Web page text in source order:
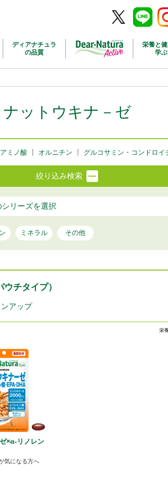
Twitter Line
ディアナチュラ
の品質
栄養と
学ぶ
ナットウキナ－ゼ
アミノ酸 オルニチン グルコサミン・コンドロイ
絞り込み検索
ミネラル その他
ウチタイプ）
アップ
栄
×α-リノレン
気になる方へ